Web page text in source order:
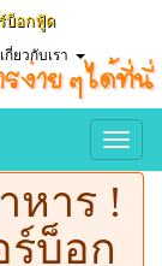
บ็อกฟู้ด
กี่ยวกับเรา
หาร !
ร์บ็อก